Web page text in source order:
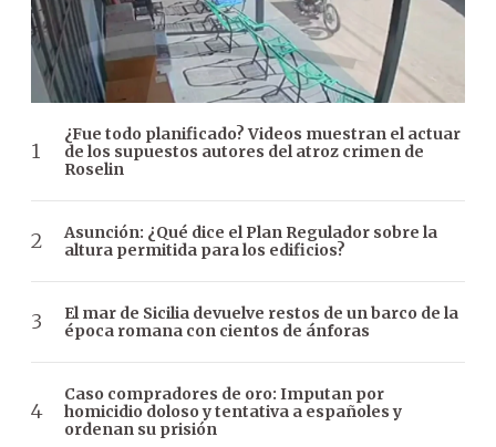
¿Fue todo planificado? Videos muestran el actuar
de los supuestos autores del atroz crimen de
Roselin
Asunción: ¿Qué dice el Plan Regulador sobre la
altura permitida para los edificios?
El mar de Sicilia devuelve restos de un barco de la
época romana con cientos de ánforas
Caso compradores de oro: Imputan por
homicidio doloso y tentativa a españoles y
ordenan su prisión